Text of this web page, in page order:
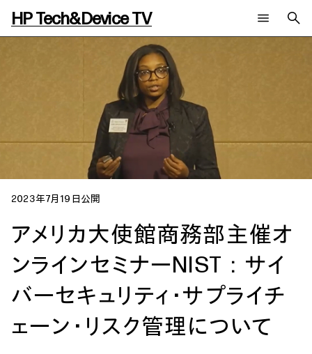
HP Tech&Device TV
製品トレンド & レビュー
サイバーセキュリティ
教育とテクノロジー
自治体・公共
ワークステーション
プリンター
タグ
事例
イベントレポート
AI PC
AIワークステーション
タグ一覧
イベント・コラム
イベント・セミナー情報
コラム一覧
メールニュース会員登録
日本HP 公式Webサイト
HP Tech&Device TV 内のコンテンツを検索します。
2023年7月19日公開
アメリカ大使館商務部主催オ
ンラインセミナーNIST：サイ
バーセキュリティ・サプライチ
ェーン・リスク管理について